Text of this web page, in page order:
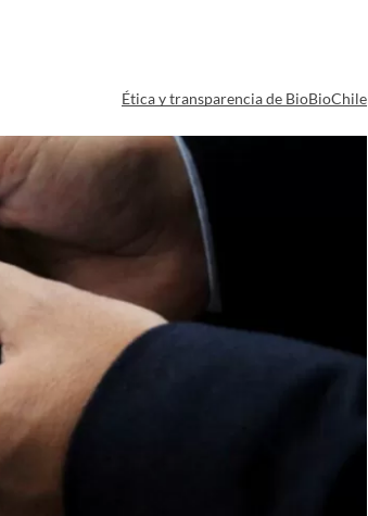
Ética y transparencia de BioBioChile